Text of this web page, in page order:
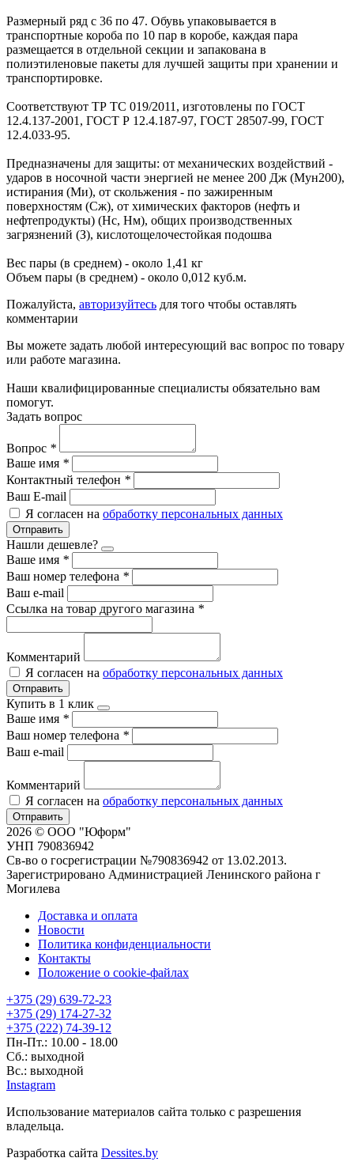
Размерный ряд с 36 по 47. Обувь упаковывается в
транспортные короба по 10 пар в коробе, каждая пара
размещается в отдельной секции и запакована в
полиэтиленовые пакеты для лучшей защиты при хранении и
транспортировке.
Соответствуют ТР ТС 019/2011, изготовлены по ГОСТ
12.4.137-2001, ГОСТ Р 12.4.187-97, ГОСТ 28507-99, ГОСТ
12.4.033-95.
Предназначены для защиты: от механических воздействий -
ударов в носочной части энергией не менее 200 Дж (Мун200),
истирания (Ми), от скольжения - по зажиренным
поверхностям (Сж), от химических факторов (нефть и
нефтепродукты) (Нс, Нм), общих производственных
загрязнений (З), кислотощелочестойкая подошва
Вес пары (в среднем) - около 1,41 кг
Объем пары (в среднем) - около 0,012 куб.м.
Пожалуйста, авторизуйтесь для того чтобы оставлять
комментарии
Вы можете задать любой интересующий вас вопрос по товару
или работе магазина.
Наши квалифицированные специалисты обязательно вам
помогут.
Задать вопрос
Вопрос *
Ваше имя *
Контактный телефон *
Ваш E-mail
Я согласен на обработку персональных данных
Отправить
Нашли дешевле?
Ваше имя *
Ваш номер телефона *
Ваш e-mail
Ссылка на товар другого магазина *
Комментарий
Я согласен на обработку персональных данных
Отправить
Купить в 1 клик
Ваше имя *
Ваш номер телефона *
Ваш e-mail
Комментарий
Я согласен на обработку персональных данных
Отправить
2026 © ООО "Юформ"
УНП 790836942
Св-во о госрегистрации №790836942 от 13.02.2013.
Зарегистрировано Администрацией Ленинского района г
Могилева
Доставка и оплата
Новости
Политика конфиденциальности
Контакты
Положение о cookie-файлах
+375 (29) 639-72-23
+375 (29) 174-27-32
+375 (222) 74-39-12
Пн-Пт.: 10.00 - 18.00
Сб.: выходной
Вс.: выходной
Instagram
Использование материалов сайта только с разрешения
владельца.
Разработка сайта Dessites.by